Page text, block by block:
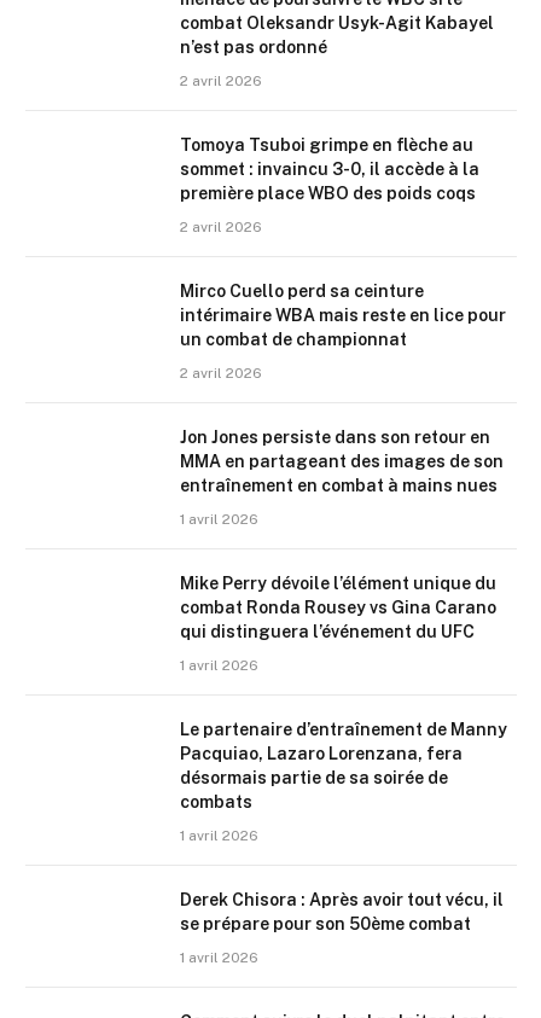
combat Oleksandr Usyk-Agit Kabayel
n’est pas ordonné
2 avril 2026
Tomoya Tsuboi grimpe en flèche au
sommet : invaincu 3-0, il accède à la
première place WBO des poids coqs
2 avril 2026
Mirco Cuello perd sa ceinture
intérimaire WBA mais reste en lice pour
un combat de championnat
2 avril 2026
Jon Jones persiste dans son retour en
MMA en partageant des images de son
entraînement en combat à mains nues
1 avril 2026
Mike Perry dévoile l’élément unique du
combat Ronda Rousey vs Gina Carano
qui distinguera l’événement du UFC
1 avril 2026
Le partenaire d’entraînement de Manny
Pacquiao, Lazaro Lorenzana, fera
désormais partie de sa soirée de
combats
1 avril 2026
Derek Chisora : Après avoir tout vécu, il
se prépare pour son 50ème combat
1 avril 2026